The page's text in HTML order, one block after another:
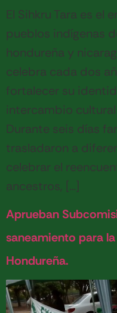
El Sihkru Tara es el
pueblos indígenas
hondureña y
celebra cada dos
fortalecer su
intercambio
Durante seis días
trasladaron a
celebrar el
ancestros, […]
Aprueban
saneamiento para
Hondureña.